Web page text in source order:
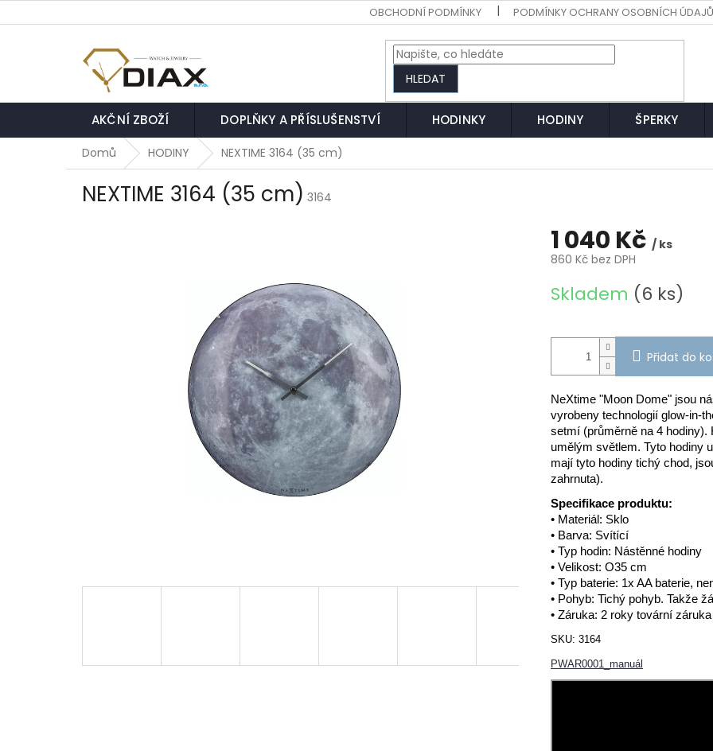
na
OBCHODNÍ PODMÍNKY PODMÍNKY OCHRANY OSOBNÍCH ÚDAJŮ
HLEDAT
AKČNÍ ZBOŽÍ DOPLŇKY A PŘÍSLUŠENSTVÍ HODINKY HODINY ŠPERKY
Domů HODINY NEXTIME 3164 (35 cm)
NEXTIME 3164 (35 cm) 3164
1 040 Kč / ks
860 Kč bez DPH
cena:
Skladem (6 ks)
Přidat do
NeXtime "Moon Dome" jsou
vyrobeny technologií glow-in-
setmí (průměrně na 4 hodiny).
umělým světlem. Tyto hodiny
mají tyto hodiny tichý chod,
zahrnuta).
Specifikace produktu:
• Materiál: Sklo
• Barva: Svítící
• Typ hodin: Nástěnné hodiny
• Velikost: O35 cm
• Typ baterie: 1x AA baterie,
• Pohyb: Tichý pohyb. Takže
• Záruka: 2 roky tovární záruka
SKU: 3164
PWAR0001_manuál